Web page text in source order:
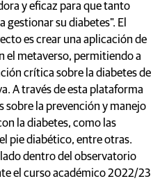
y eficaz para que tanto
gestionar su diabetes". El
es crear una aplicación de
el metaverso, permitiendo a
crítica sobre la diabetes de
A través de esta plataforma
sobre la prevención y manejo
la diabetes, como las
pie diabético, entre otras.
dentro del observatorio
el curso académico 2022/23